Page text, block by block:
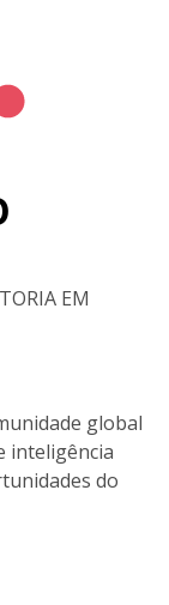
EM
global
inteligência
do